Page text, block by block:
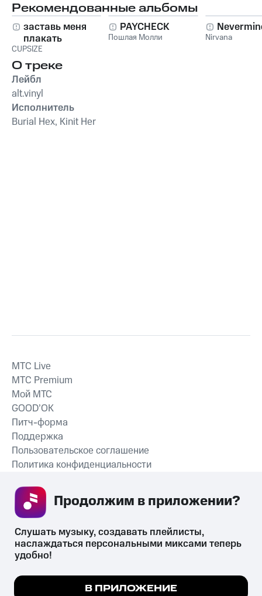
Рекомендованные альбомы
заставь меня
плакать
CUPSIZE
PAYCHECK
Пошлая Молли Nirvana
О треке
Лейбл
alt.vinyl
Исполнитель
Burial Hex, Kinit Her
СКАЧАТЬ ПРИЛОЖЕНИЕ
MTС Live
MTС Premium
Мой МТС
GOOD’OK
Питч-форма
Поддержка
Пользовательское соглашение
Политика конфиденциальности
психотропных веществ, их аналогов причиняет вред здоровью,
их незаконный оборот запрещён и влечёт установленную
Мы используем куки, чтобы на сайте все
Слушать музыку, создавать плейлисты,
наслаждаться персональными миксами теперь
удобно!
В ПРИЛОЖЕНИЕ